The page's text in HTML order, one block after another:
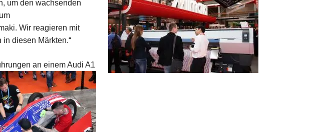
um den wachsenden
Wir reagieren mit
diesen Märkten.“
an einem Audi A1